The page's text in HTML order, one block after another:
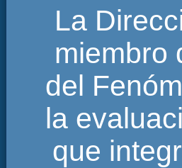
La
miembro
del
la
que